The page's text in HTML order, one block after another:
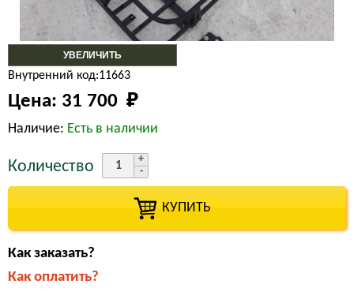
УВЕЛИЧИТЬ
Внутренний код:11663
Цена: 31 700 ₽
Наличие: Есть в наличии
Количество
КУПИТЬ
Как заказать?
Как оплатить?